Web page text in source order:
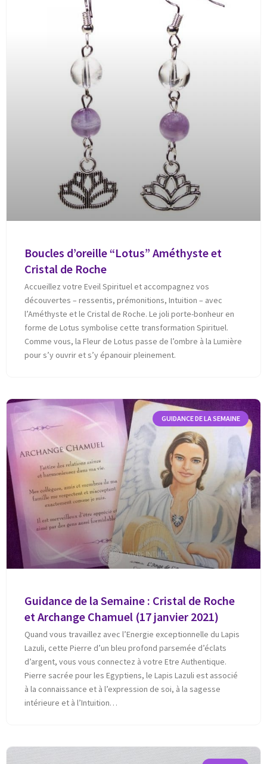
Boucles d’oreille “Lotus” Améthyste et
Cristal de Roche
Accueillez votre Eveil Spirituel et accompagnez vos
découvertes – ressentis, prémonitions, Intuition – avec
l’Améthyste et le Cristal de Roche. Le joli porte-bonheur en
forme de Lotus symbolise cette transformation Spirituel.
Comme vous, la Fleur de Lotus passe de l’ombre à la Lumière
pour s’y ouvrir et s’y épanouir pleinement.
GUIDANCE DE LA SEMAINE
Guidance de la Semaine : Cristal de Roche
et Archange Chamuel (17 janvier 2021)
Quand vous travaillez avec l’Energie exceptionnelle du Lapis
Lazuli, cette Pierre d’un bleu profond parsemée d’éclats
d’argent, vous vous connectez à votre Etre Authentique.
Pierre sacrée pour les Egyptiens, le Lapis Lazuli est associé
à la connaissance et à l’expression de soi, à la sagesse
intérieure et à l’Intuition…